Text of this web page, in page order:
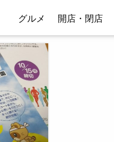
グルメ 開店・閉店